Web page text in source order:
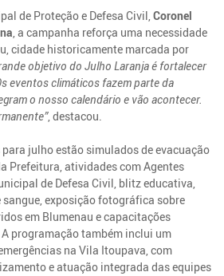
de Proteção e Defesa Civil,Coronel
, a campanha reforça uma necessidade
cidade historicamente marcada por
objetivo do Julho Laranja é fortalecer
eventos climáticos fazem parte da
o nosso calendário e vão acontecer.
, destacou.
julho estão simulados de evacuação
Prefeitura, atividades com Agentes
de Defesa Civil, blitz educativa,
exposição fotográfica sobre
em Blumenau e capacitações
programação também inclui um
na Vila Itoupava, com
e atuação integrada das equipes